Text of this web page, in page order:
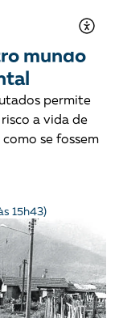
mundo
permite
a vida de
se fossem
15h43)